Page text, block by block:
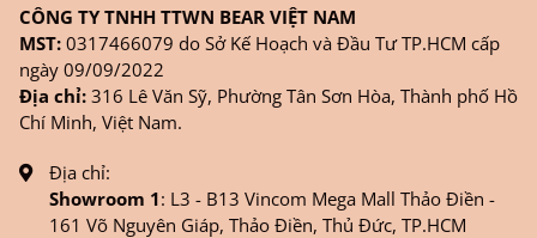
CÔNG TY TNHH TTWN BEAR VIỆT NAM
MST: 0317466079 do Sở Kế Hoạch và Đầu Tư TP.HCM cấp
ngày 09/09/2022
Địa chỉ: 316 Lê Văn Sỹ, Phường Tân Sơn Hòa, Thành phố Hồ
Chí Minh, Việt Nam.
Địa chỉ:
Showroom 1: L3 - B13 Vincom Mega Mall Thảo Điền -
161 Võ Nguyên Giáp, Thảo Điền, Thủ Đức, TP.HCM